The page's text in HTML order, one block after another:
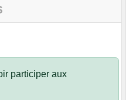
participer aux